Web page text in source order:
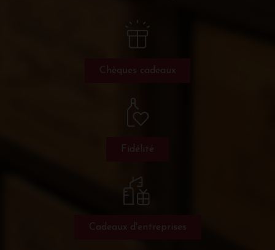
Chèques cadeaux
Fidélité
Cadeaux d'entreprises